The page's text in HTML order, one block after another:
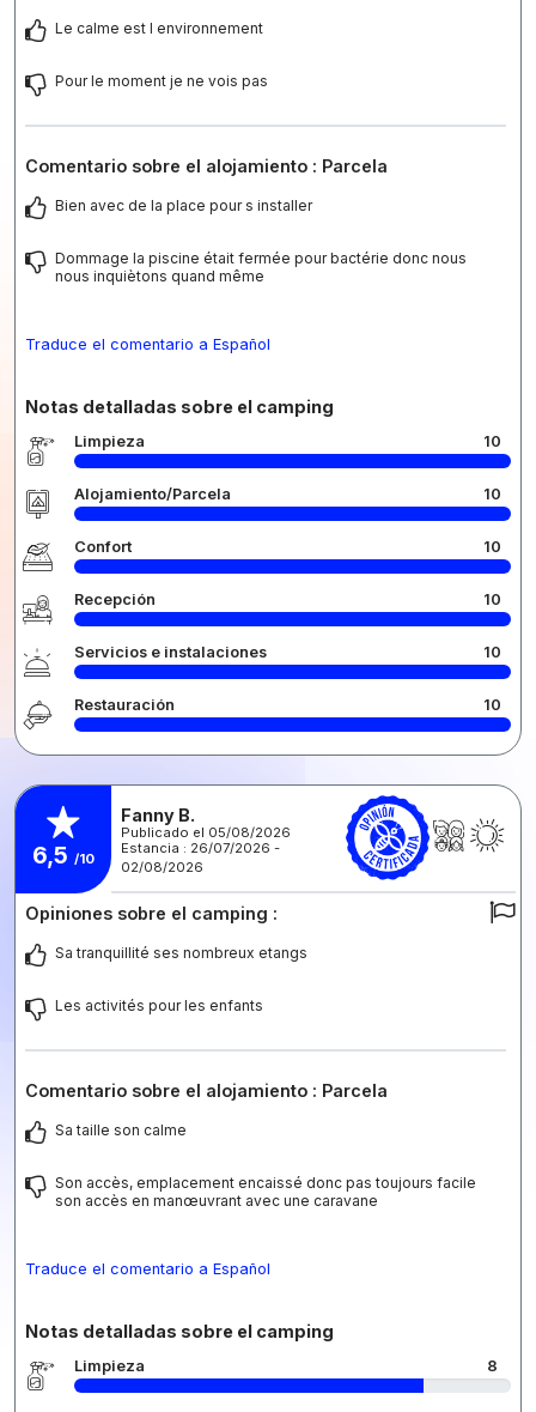
Le calme est l environnement
Pour le moment je ne vois pas
Comentario sobre el alojamiento : Parcela
Bien avec de la place pour s installer
Dommage la piscine était fermée pour bactérie donc nous
nous inquiètons quand même
Traduce el comentario a Español
Notas detalladas sobre el camping
Limpieza 10
Alojamiento/Parcela 10
Confort 10
Recepción 10
Servicios e instalaciones 10
Restauración 10
6,5 /10
Fanny B.
Publicado el 05/08/2026
Estancia : 26/07/2026 -
02/08/2026
Opiniones sobre el camping :
Sa tranquillité ses nombreux etangs
Les activités pour les enfants
Comentario sobre el alojamiento : Parcela
Sa taille son calme
Son accès, emplacement encaissé donc pas toujours facile
son accès en manœuvrant avec une caravane
Traduce el comentario a Español
Notas detalladas sobre el camping
Limpieza 8